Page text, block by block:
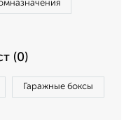
(0)
Гаражные боксы